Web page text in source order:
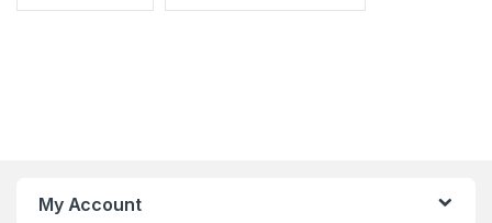
My Account